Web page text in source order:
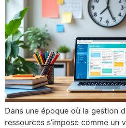
Dans une époque où la gestion
ressources s’impose comme un